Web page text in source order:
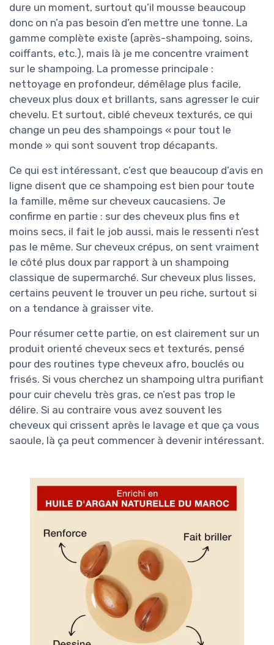
dure un moment, surtout qu’il mousse beaucoup
donc on n’a pas besoin d’en mettre une tonne. La
gamme complète existe (après-shampoing, soins,
coiffants, etc.), mais là je me concentre vraiment
sur le shampoing. La promesse principale :
nettoyage en profondeur, démêlage plus facile,
cheveux plus doux et brillants, sans agresser le cuir
chevelu. Et surtout, ciblé cheveux texturés, ce qui
change un peu des shampoings « pour tout le
monde » qui sont souvent trop décapants.
Ce qui est intéressant, c’est que beaucoup d’avis en
ligne disent que ce shampoing est bien pour toute
la famille, même sur cheveux caucasiens. Je
confirme en partie : sur des cheveux plus fins et
moins secs, il fait le job aussi, mais le ressenti n’est
pas le même. Sur cheveux crépus, on sent vraiment
le côté plus doux par rapport à un shampoing
classique de supermarché. Sur cheveux plus lisses,
certains peuvent le trouver un peu riche, surtout si
on a tendance à graisser vite.
Pour résumer cette partie, on est clairement sur un
produit orienté cheveux secs et texturés, pensé
pour des routines type cheveux afro, bouclés ou
frisés. Si vous cherchez un shampoing ultra purifiant
pour cuir chevelu très gras, ce n’est pas trop le
délire. Si au contraire vous avez souvent les
cheveux qui crissent après le lavage et que ça vous
saoule, là ça peut commencer à devenir intéressant.